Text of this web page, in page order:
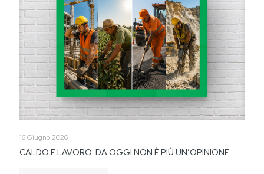
16 Giugno 2026
CALDO E LAVORO: DA OGGI NON È PIÙ UN’OPINIONE